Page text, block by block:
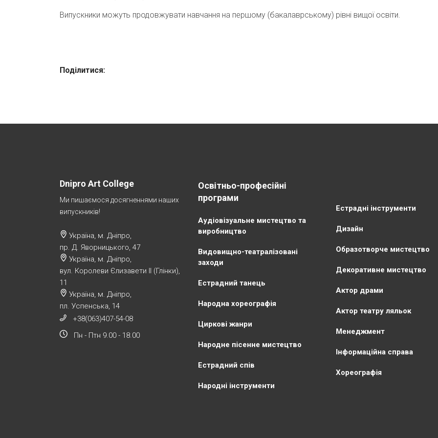
Випускники можуть продовжувати навчання на першому (бакалаврському) рівні вищої освіти.
Поділитися:
Dnipro Art College
Ми пишаємося досягненнями наших
випускників!
Україна, м. Дніпро,
пр. Д. Яворницького, 47
Україна, м. Дніпро,
вул. Королеви Єлизавети ІІ (Глінки),
11
Україна, м. Дніпро,
пл. Успенська, 14
+38(063)407-54-08
Пн - Птн 9.00 - 18.00
Освітньо-професійні
програми
Аудіовізуальне мистецтво та
виробництво
Видовищно-театралізовані
заходи
Естрадний танець
Народна хореографія
Циркові жанри
Народне пісенне мистецтво
Естрадний спів
Народні інструменти
Естрадні інструменти
Дизайн
Образотворче мистецтво
Декоративне мистецтво
Актор драми
Актор театру ляльок
Менеджмент
Інформаційна справа
Хореографія